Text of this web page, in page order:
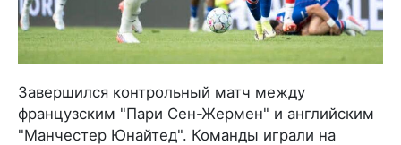
Завершился контрольный матч между
французским "Пари Сен-Жермен" и английским
"Манчестер Юнайтед". Команды играли на